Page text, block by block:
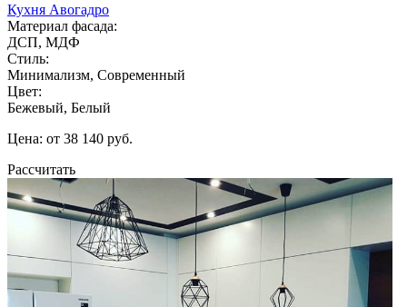
Кухня Авогадро
Материал фасада:
ДСП, МДФ
Стиль:
Минимализм, Современный
Цвет:
Бежевый, Белый
Цена: от 38 140 руб.
Рассчитать